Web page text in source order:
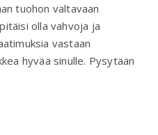
tuohon valtavaan
olla vahvoja ja
vastaan
hyvää sinulle. Pysytään